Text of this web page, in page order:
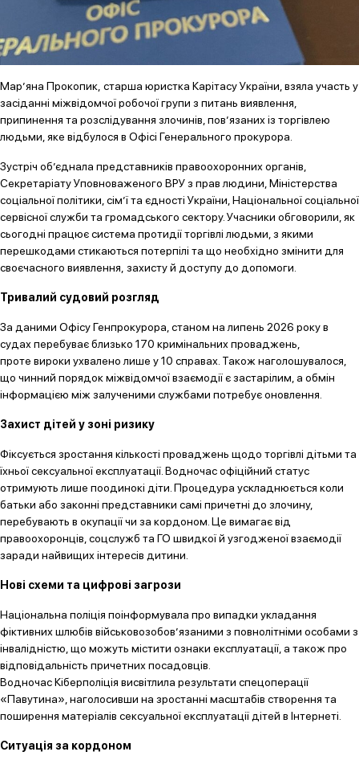
Мар’яна Прокопик, старша юристка Карітасу України, взяла участь у
засіданні міжвідомчої робочої групи з питань виявлення,
припинення та розслідування злочинів, пов’язаних із торгівлею
людьми, яке відбулося в Офісі Генерального прокурора.
Зустріч об’єднала представників правоохоронних органів,
Секретаріату Уповноваженого ВРУ з прав людини, Міністерства
соціальної політики, сім’ї та єдності України, Національної соціальної
сервісної служби та громадського сектору. Учасники обговорили, як
сьогодні працює система протидії торгівлі людьми, з якими
перешкодами стикаються потерпілі та що необхідно змінити для
своєчасного виявлення, захисту й доступу до допомоги.
Тривалий судовий розгляд
За даними Офісу Генпрокурора, станом на липень 2026 року в
судах перебуває близько 170 кримінальних проваджень,
проте вироки ухвалено лише у 10 справах. Також наголошувалося,
що чинний порядок міжвідомчої взаємодії є застарілим, а обмін
інформацією між залученими службами потребує оновлення.
Захист дітей у зоні ризику
Фіксується зростання кількості проваджень щодо торгівлі дітьми та
їхньої сексуальної експлуатації. Водночас офіційний статус
отримують лише поодинокі діти. Процедура ускладнюється коли
батьки або законні представники самі причетні до злочину,
перебувають в окупації чи за кордоном. Це вимагає від
правоохоронців, соцслужб та ГО швидкої й узгодженої взаємодії
заради найвищих інтересів дитини.
Нові схеми та цифрові загрози
Національна поліція поінформувала про випадки укладання
фіктивних шлюбів військовозобов’язаними з повнолітніми особами з
інвалідністю, що можуть містити ознаки експлуатації, а також про
відповідальність причетних посадовців.
Водночас Кіберполіція висвітлила результати спецоперації
«Павутина», наголосивши на зростанні масштабів створення та
поширення матеріалів сексуальної експлуатації дітей в Інтернеті.
Ситуація за кордоном